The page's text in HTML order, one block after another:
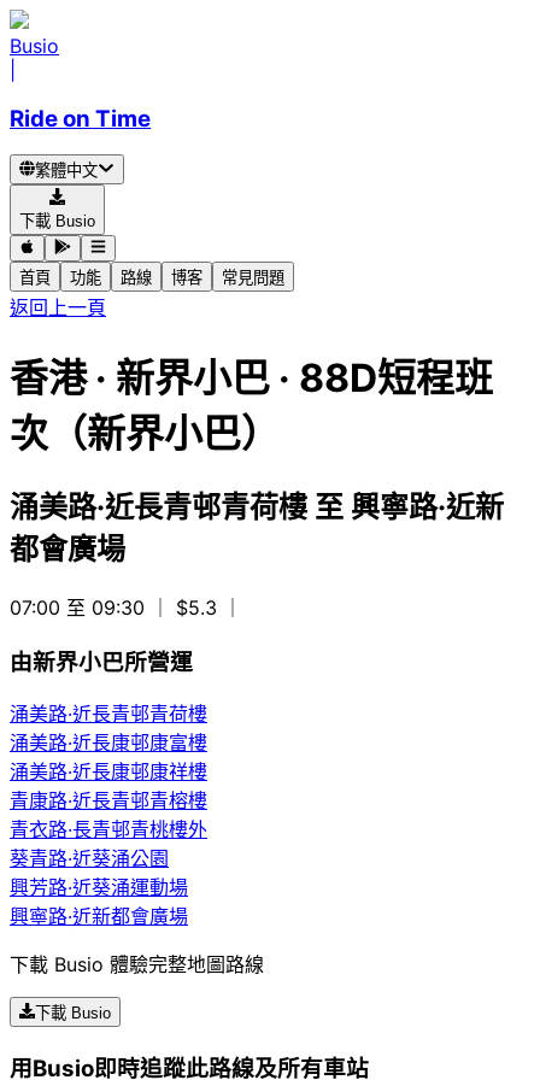
Busio
Ride on Time
繁體中文
下載 Busio
首頁 功能 路線 博客 常見問題
返回上一頁
香港· 新界小巴 · 88D短程班
次（新界小巴）
涌美路·近長青邨青荷樓 至 興寧路·近新
都會廣場
07:00 至 09:30 ｜ $5.3
由新界小巴所營運
涌美路·近長青邨青荷樓
涌美路·近長康邨康富樓
涌美路·近長康邨康祥樓
青康路·近長青邨青榕樓
青衣路·長青邨青桃樓外
葵青路·近葵涌公園
興芳路·近葵涌運動場
興寧路·近新都會廣場
下載 Busio 體驗完整地圖路線
下載 Busio
用Busio即時追蹤此路線及所有車站